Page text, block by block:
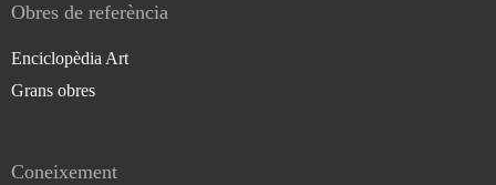
Obres de referència
Enciclopèdia Art
Grans obres
Coneixement